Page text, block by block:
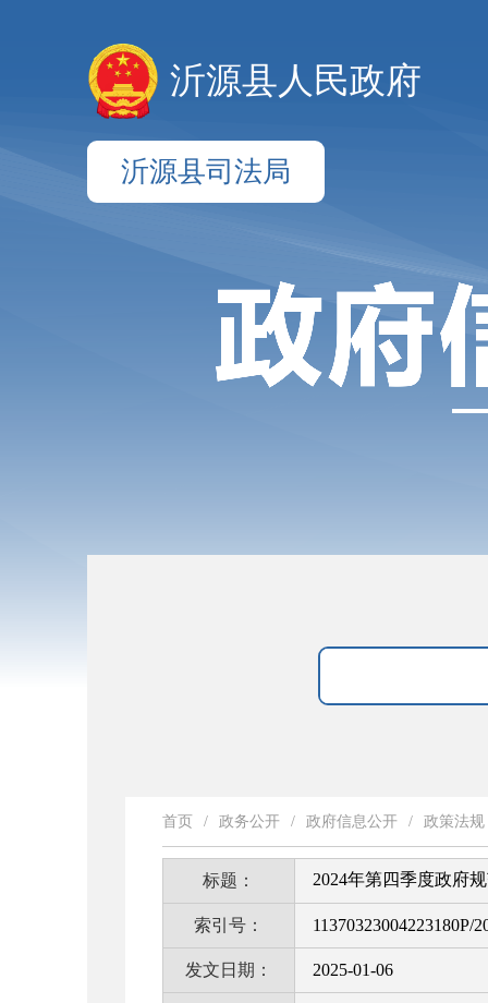
沂源县人民政府
沂源县司法局
首页 / 政务公开 / 政府信息公开 / 政策法规
标题： 2024年第四季度政府
索引号： 11370323004223180P/
发文日期： 2025-01-06